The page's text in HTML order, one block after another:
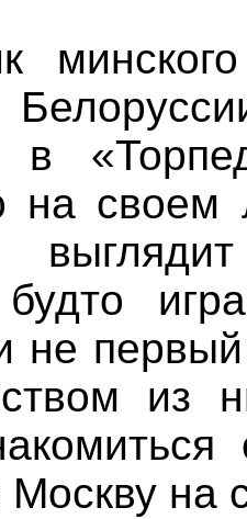
в
на своем
будто
не
из
Москву